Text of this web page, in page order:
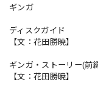
ギンガ
ディスクガイド
【文：花田勝暁】
ギンガ・ストーリー(前
【文：花田勝暁】